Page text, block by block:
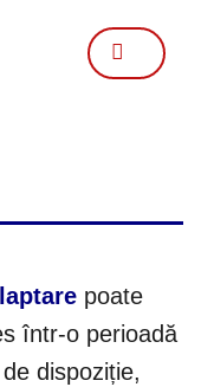
poate
într-o perioadă
dispoziție,